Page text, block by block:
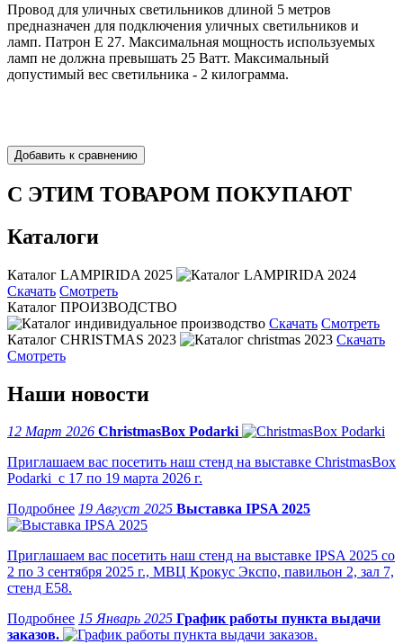
Провод для уличных светильников длиной 5 метров
предназначен для подключения уличных светильников и
ламп. Патрон Е 27. Максимальная мощность используемых
ламп не должна превышать 25 Ватт. Максимальный
допустимый вес светильника - 2 килограмма.
С ЭТИМ ТОВАРОМ ПОКУПАЮТ
Каталоги
Каталог LAMPIRIDA 2025
Скачать Смотреть
Каталог ПРОИЗВОДСТВО
Скачать Смотреть
Каталог CHRISTMAS 2023
Скачать
Смотреть
Наши новости
12 Март 2026 ChristmasBox Podarki
Приглашаем вас посетить наш стенд на выставке ChristmasBox
Podarki с 17 по 19 марта 2026 г.
19 Август 2025 Выставка IPSA 2025
Приглашаем вас посетить наш стенд на выставке IPSA 2025 со
2 по 3 сентября 2025 г., МВЦ Крокус Экспо, павильон 2, зал 7,
стенд Е58.
15 Январь 2025 График работы пункта выдачи
заказов.